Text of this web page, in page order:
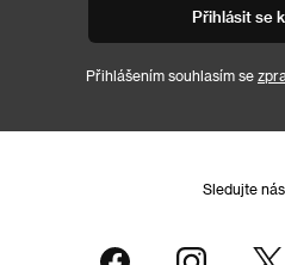
Přihlásit se
Přihlášením souhlasím se
Sledujte